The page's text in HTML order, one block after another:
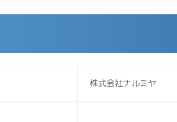
株式会社ナルミヤ